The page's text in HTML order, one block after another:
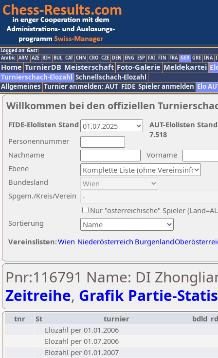
Logged on: Gast
Arabic ARM AZE BIH BUL CAT CHN CRO CZE DEN ENG ESP FAI FIN FRA GER GRE INA
Home TurnierDB Meisterschaft Foto-Galerie Meldekartei
Turnierschach-Elozahl Schnellschach-Elozahl
Allgemeines Turnier anmelden: AUT FIDE Spieler anmelden Elo
Willkommen bei den offiziellen
Nachname
Vorname
Ebene
Sortierung
Personennummer
Bundesland
Spgem./Kreis/Verein
Nur "österreichische" Spieler
Vereinslisten:Wien Niederösterreich Burgenland
AUT-Elolisten
7.518
FIDE-Elolisten Stand
Pnr:116791 Name: DI
Zeitreihe, Grafik Partie-
tnr St turnier bdld rd
Elozahl per 01.01.2006
Elozahl per 01.07.2006
Elozahl per 01.01.2007